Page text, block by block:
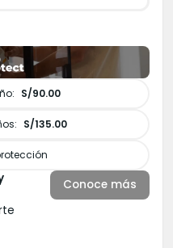
S/90.00
S/135.00
Conoce más